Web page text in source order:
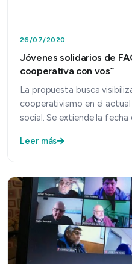
26/07/2020
Jóvenes solidarios de
cooperativa con vos´´
La propuesta busca
cooperativismo en el
social. Se extiende la
Leer más